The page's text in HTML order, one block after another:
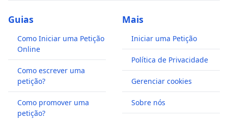
Guias
Como Iniciar uma Petição
Online
Como escrever uma
petição?
Como promover uma
petição?
Mais
Iniciar uma Petição
Política de Privacidade
Gerenciar cookies
Sobre nós